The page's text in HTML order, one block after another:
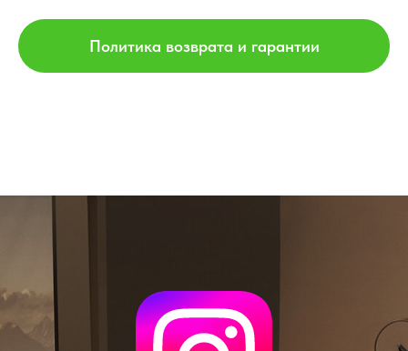
Политика возврата и гарантии